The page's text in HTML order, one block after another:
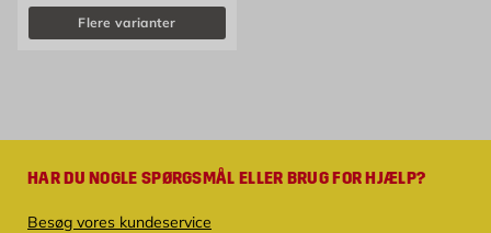
Flere varianter
HAR DU NOGLE SPØRGSMÅL ELLER BRUG FOR HJÆLP?
Besøg vores kundeservice